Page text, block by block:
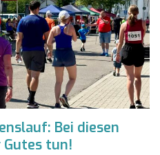
Bei diesen
tun!